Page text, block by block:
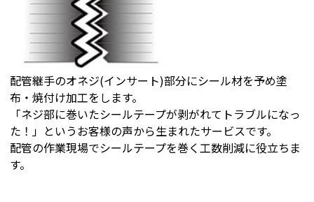
配管継手のオネジ(インサート)部分にシール材を予め塗
布・焼付け加工をします。
「ネジ部に巻いたシールテープが剥がれてトラブルになっ
た！」というお客様の声から生まれたサービスです。
配管の作業現場でシールテープを巻く工数削減に役立ちま
す。